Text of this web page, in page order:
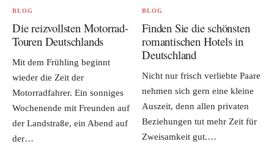
BLOG
Die reizvollsten Motorrad-
Touren Deutschlands
Mit dem Frühling beginnt
wieder die Zeit der
Motorradfahrer. Ein sonniges
Wochenende mit Freunden auf
der Landstraße, ein Abend auf
der…
BLOG
Finden Sie die schönsten
romantischen Hotels in
Deutschland
Nicht nur frisch verliebte Paare
nehmen sich gern eine kleine
Auszeit, denn allen privaten
Beziehungen tut mehr Zeit für
Zweisamkeit gut.…